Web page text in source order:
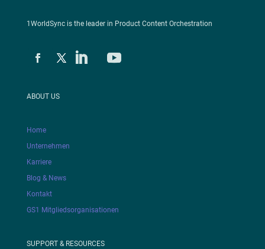
1WorldSync is the leader in Product Content Orchestration
ABOUT US
Home
Unternehmen
Karriere
Blog & News
Kontakt
GS1 Mitgliedsorganisationen
SUPPORT & RESOURCES